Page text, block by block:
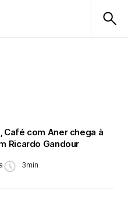
Café com Aner chega à
Ricardo Gandour
3min